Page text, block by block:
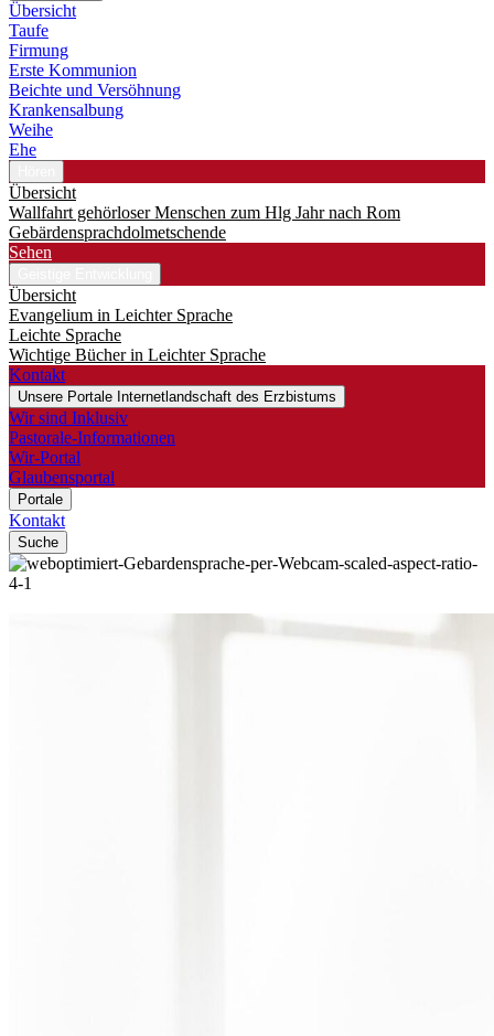
Übersicht
Taufe
Firmung
Erste Kommunion
Beichte und Versöhnung
Krankensalbung
Weihe
Ehe
Übersicht
Wallfahrt gehörloser Menschen zum Hlg Jahr nach Rom
Gebärdensprachdolmetschende
Sehen
Übersicht
Evangelium in Leichter Sprache
Leichte Sprache
Wichtige Bücher in Leichter Sprache
Kontakt
Unsere Portale Internetlandschaft des Erzbistums
Wir sind Inklusiv
Pastorale-Informationen
Wir-Portal
Glaubensportal
Portale
Kontakt
Suche